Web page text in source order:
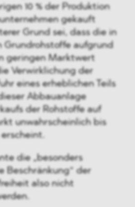
10 % der Produktion
gekauft
Grund sei, dass die in
Grundrohstoffe aufgrund
geringen Marktwert
Verwirklichung der
eines erheblichen Teils
Abbauanlage
der Rohstoffe auf
unwahrscheinlich bis
die „besonders
Beschränkung“ der
also nicht